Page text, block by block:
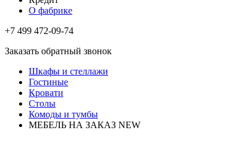
О фабрике
+7 499 472-09-74
Заказать обратный звонок
Шкафы и стеллажи
Гостиные
Кровати
Столы
Комоды и тумбы
МЕБЕЛЬ НА ЗАКАЗ NEW